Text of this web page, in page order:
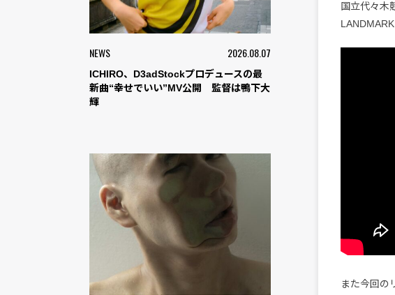
NEWS 2026.08.07
ICHIRO、D3adStockプロデュースの最
新曲“幸せでいい”MV公開 監督は鴨下大
輝
国立代々木
また今回の